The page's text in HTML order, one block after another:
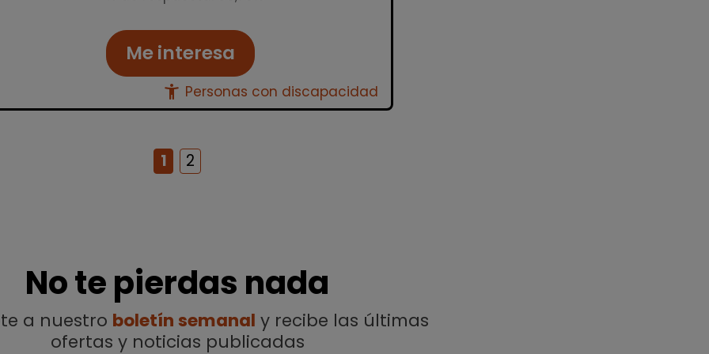
Me interesa
accessibility_new Personas con discapacidad
1 2
No te pierdas nada
a nuestro boletín semanal y recibe las últimas
ofertas y noticias publicadas